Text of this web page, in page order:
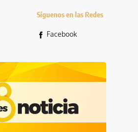
Síguenos en las Redes
Facebook